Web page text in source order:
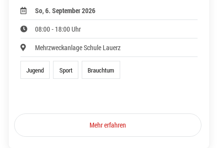
So, 6. September 2026
08:00 - 18:00 Uhr
Mehrzweckanlage Schule Lauerz
Jugend Sport Brauchtum
Mehr erfahren